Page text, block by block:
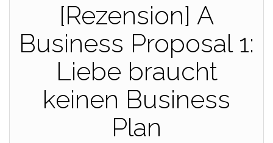
[Rezension] A
Business Proposal 1:
Liebe braucht
keinen Business
Plan